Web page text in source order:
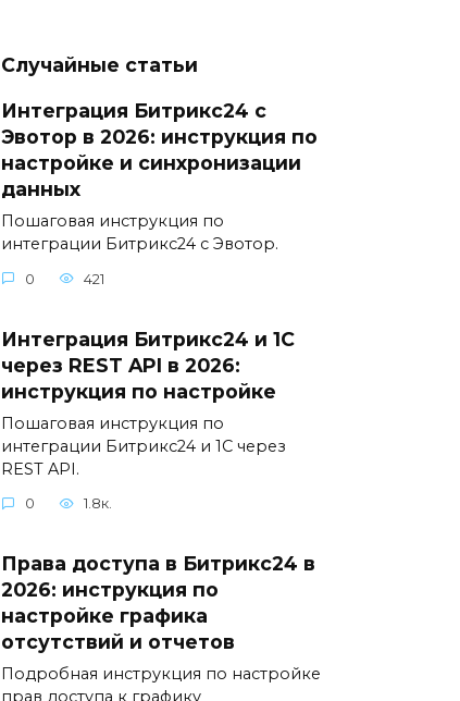
Случайные статьи
Интеграция Битрикс24 с
Эвотор в 2026: инструкция по
настройке и синхронизации
данных
Пошаговая инструкция по
интеграции Битрикс24 с Эвотор.
0 421
Интеграция Битрикс24 и 1С
через REST API в 2026:
инструкция по настройке
Пошаговая инструкция по
интеграции Битрикс24 и 1С через
REST API.
0 1.8к.
Права доступа в Битрикс24 в
2026: инструкция по
настройке графика
отсутствий и отчетов
Подробная инструкция по настройке
прав доступа к графику